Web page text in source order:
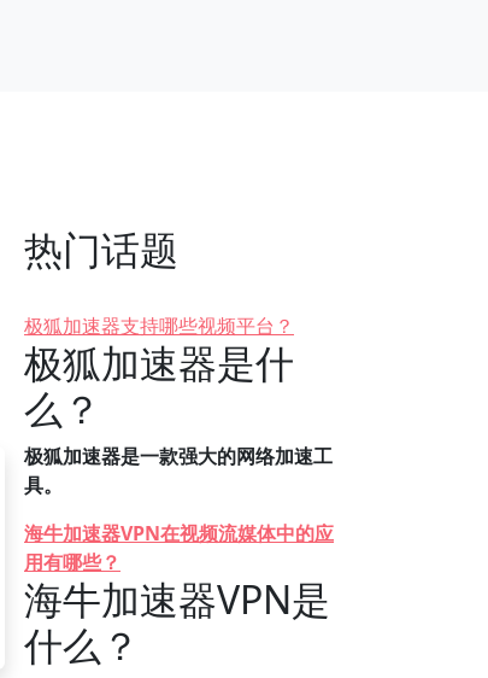
热门话题
极狐加速器支持哪些视频平台？
极狐加速器是什
么？
极狐加速器是一款强大的网络加速工
具。
海牛加速器VPN在视频流媒体中的应
用有哪些？
海牛加速器VPN是
什么？